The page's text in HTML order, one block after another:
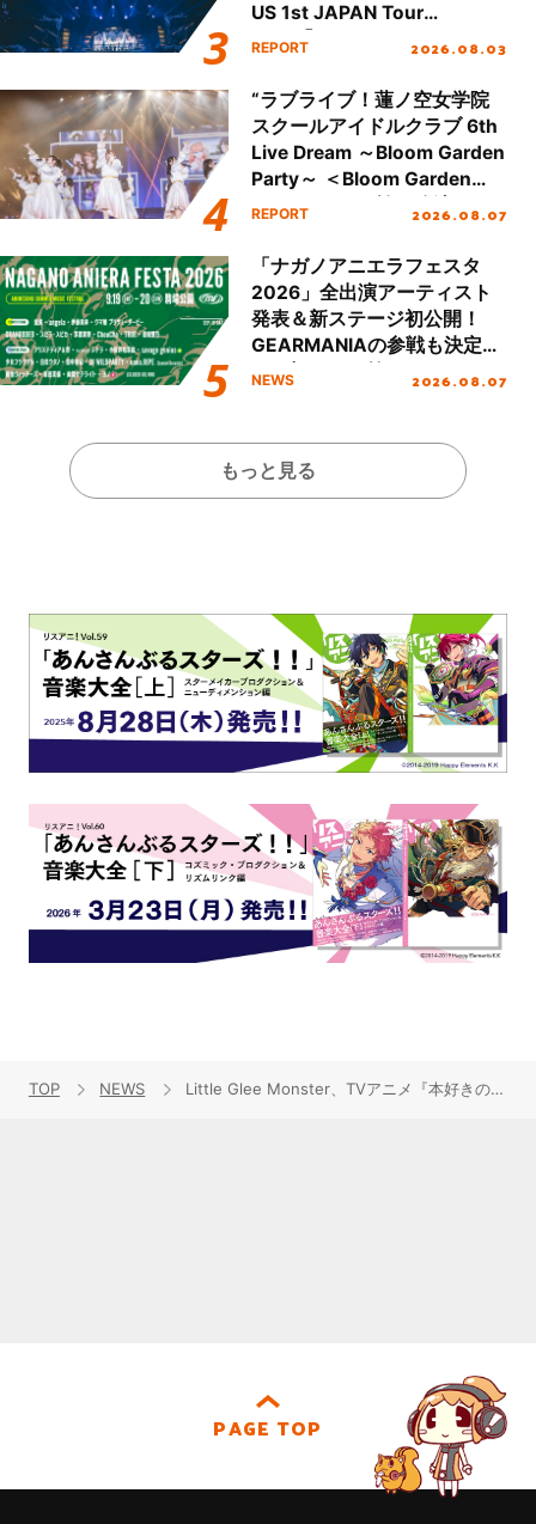
US 1st JAPAN Tour
Final「NICE to meet YOU
ート!!
REPORT 2026.08.03
“ラブライブ！蓮ノ空女学院
スクールアイドルクラブ 6th
Live Dream ～Bloom Garden
Party～ ＜Bloom Garden
Party Stage／埼玉公演＞”
REPORT 2026.08.07
「ナガノアニエラフェスタ
2026」全出演アーティスト
発表＆新ステージ初公開！
GEARMANIAの参戦も決定
し、初となる第3ステージの
NEWS 2026.08.07
もっと見る
TOP NEWS Little Glee Monster、TVアニメ『本好きの下剋上 領主の養女』OPテーマ「Pages」収録シングル6月10日リリース決定！
PAGE TOP